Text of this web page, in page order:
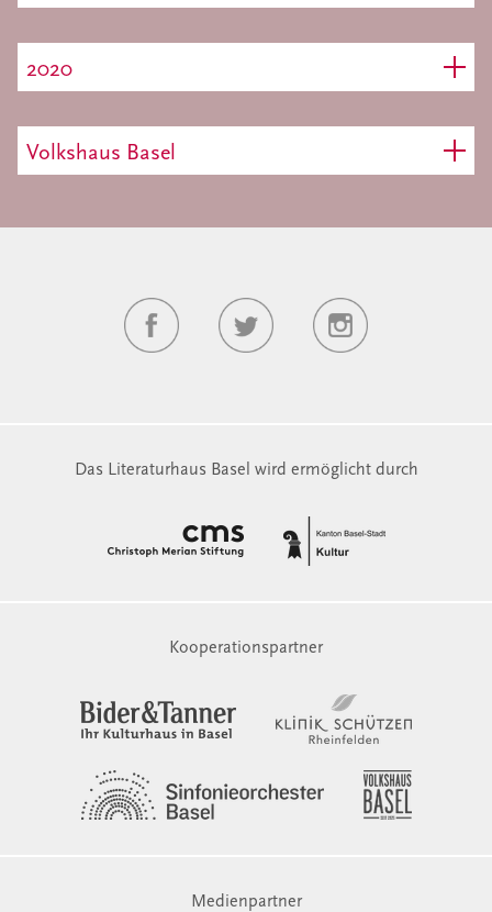
2020
Volkshaus Basel
Das Literaturhaus Basel wird ermöglicht durch
Kooperationspartner
Medienpartner